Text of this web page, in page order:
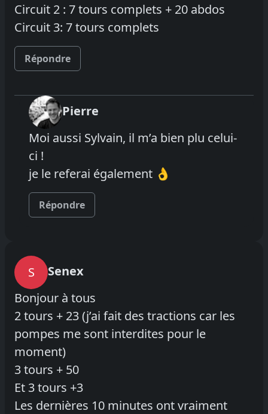
Circuit 2 : 7 tours complets + 20 abdos
Circuit 3: 7 tours complets
Répondre
Pierre
Moi aussi Sylvain, il m’a bien plu celui-
ci !
je le referai également 👌
Répondre
S
Senex
Bonjour à tous
2 tours + 23 (j’ai fait des tractions car les
pompes me sont interdites pour le
moment)
3 tours + 50
Et 3 tours +3
Les dernières 10 minutes ont vraiment